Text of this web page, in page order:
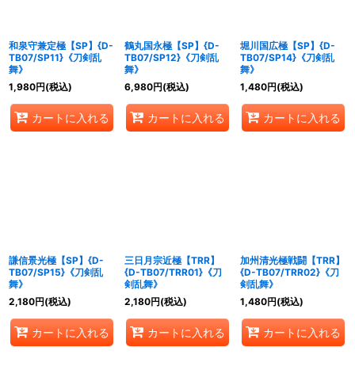
和泉守兼定極【SP】{D-
TB07/SP11}《刀剣乱
舞》
1,980円(税込)
カートに入れる
鶴丸国永極【SP】{D-
TB07/SP12}《刀剣乱
舞》
6,980円(税込)
カートに入れる
堀川国広極【SP】{D-
TB07/SP14}《刀剣乱
舞》
1,480円(税込)
カートに入れる
謙信景光極【SP】{D-
TB07/SP15}《刀剣乱
舞》
2,180円(税込)
カートに入れる
三日月宗近極【TRR】
{D-TB07/TRR01}《刀
剣乱舞》
2,180円(税込)
カートに入れる
加州清光極戦闘【TRR】
{D-TB07/TRR02}《刀
剣乱舞》
1,480円(税込)
カートに入れる